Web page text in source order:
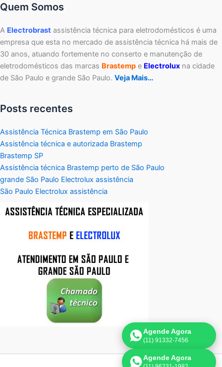
Quem Somos
A Electrobrast assistência técnica para eletrodomésticos é uma
empresa que esta no mercado de assistência técnica há mais de
30 anos, atuando fortemente no conserto e manutenção de
eletrodomésticos das marcas Brastemp e Electrolux na cidade
de São Paulo e grande São Paulo. Veja Mais…
Posts recentes
Assistência Técnica Brastemp em São Paulo
Assistência técnica e autorizada Brastemp
Brastemp SP
Assistência técnica Brastemp perto de São Paulo
grande São Paulo Electrolux assistência
São Paulo Electrolux assistência
Agende Agora
(11) 91332-7456
Agende Agora